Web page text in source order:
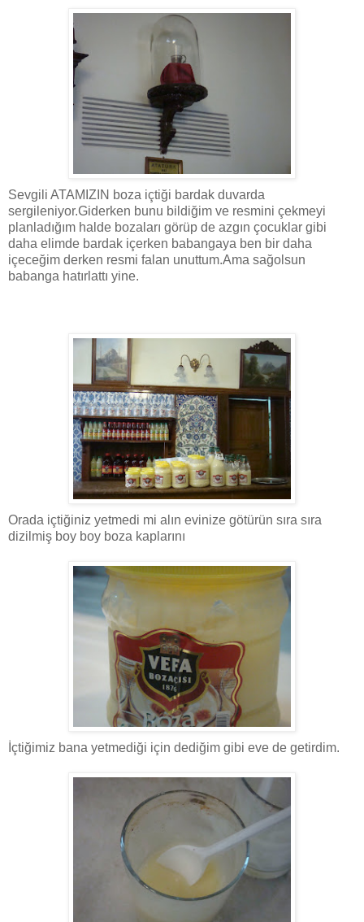
Sevgili ATAMIZIN boza içtiği bardak duvarda
sergileniyor.Giderken bunu bildiğim ve resmini çekmeyi
planladığım halde bozaları görüp de azgın çocuklar gibi
daha elimde bardak içerken babangaya ben bir daha
içeceğim derken resmi falan unuttum.Ama sağolsun
babanga hatırlattı yine.
Orada içtiğiniz yetmedi mi alın evinize götürün sıra sıra
dizilmiş boy boy boza kaplarını
İçtiğimiz bana yetmediği için dediğim gibi eve de getirdim.